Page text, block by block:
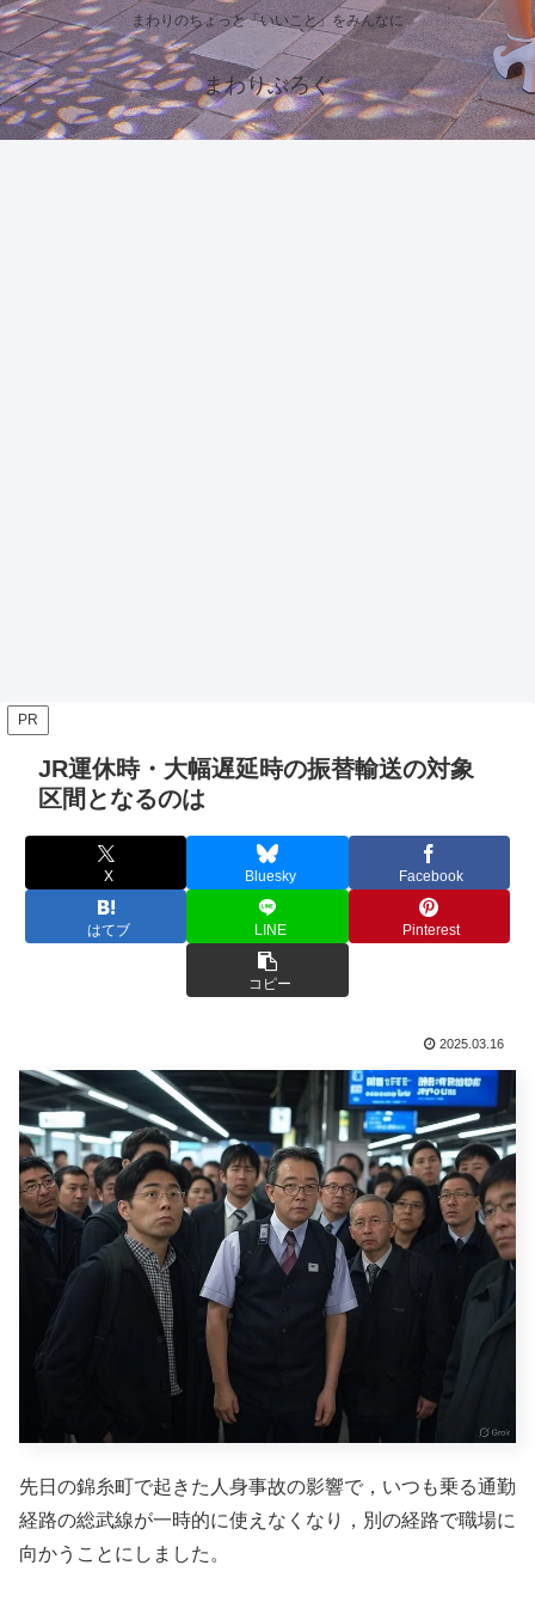
まわりのちょっと「いいこと」をみんなに
まわりぶろぐ
PR
JR運休時・大幅遅延時の振替輸送の対象
区間となるのは
X Bluesky Facebook
はてブ LINE Pinterest
コピー
2025.03.16
先日の錦糸町で起きた人身事故の影響で，いつも乗る通勤
経路の総武線が一時的に使えなくなり，別の経路で職場に
向かうことにしました。